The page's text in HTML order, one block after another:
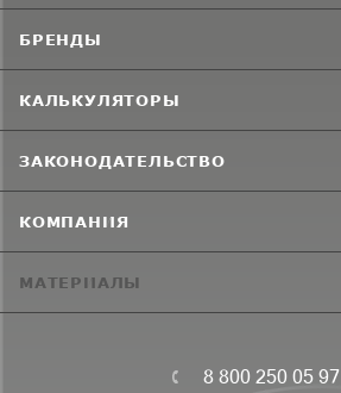
БРЕНДЫ
КАЛЬКУЛЯТОРЫ
ЗАКОНОДАТЕЛЬСТВО
КОМПАНИЯ
МАТЕРИАЛЫ
8 800 250 05 97